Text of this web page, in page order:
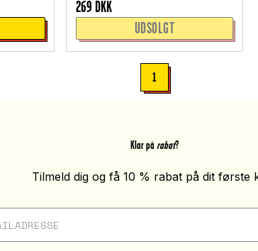
269 DKK
UDSOLGT
1
Klar på rabat?
Tilmeld dig og få 10 % rabat på dit første